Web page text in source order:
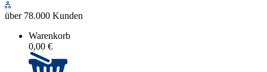
über 78.000 Kunden
Warenkorb
0,00 €